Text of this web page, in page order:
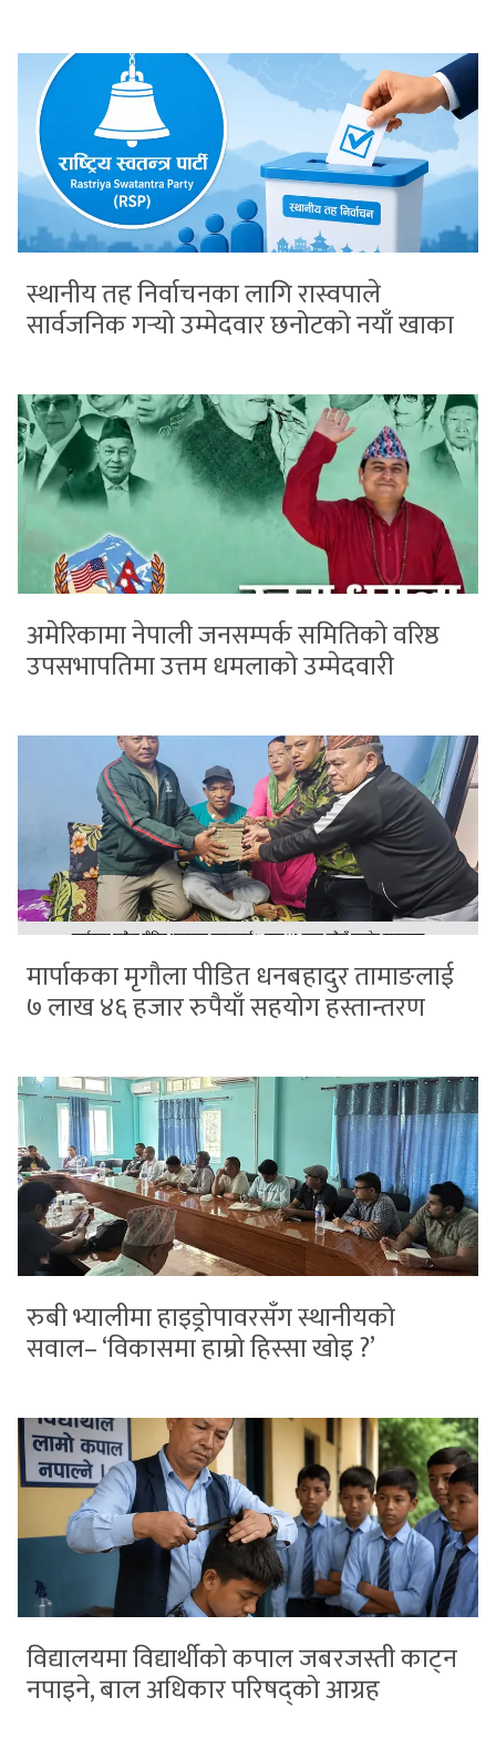
स्थानीय तह निर्वाचनका लागि रास्वपाले
सार्वजनिक गर्‍यो उम्मेदवार छनोटको नयाँ खाका
अमेरिकामा नेपाली जनसम्पर्क समितिको वरिष्ठ
उपसभापतिमा उत्तम धमलाको उम्मेदवारी
मार्पाकका मृगौला पीडित धनबहादुर तामाङलाई
७ लाख ४६ हजार रुपैयाँ सहयोग हस्तान्तरण
रुबी भ्यालीमा हाइड्रोपावरसँग स्थानीयको
सवाल– ‘विकासमा हाम्रो हिस्सा खोइ ?’
विद्यालयमा विद्यार्थीको कपाल जबरजस्ती काट्न
नपाइने, बाल अधिकार परिषद्को आग्रह